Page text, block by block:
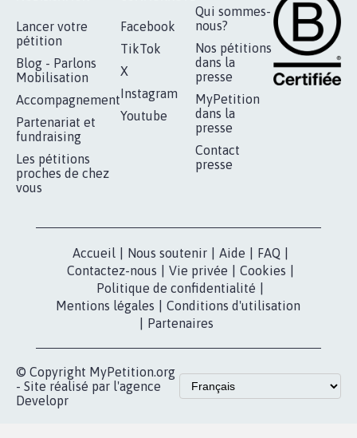
RÉUSSIR VOTRE
MOBILISATION
Lancer votre
pétition
Mobilisation
Accompagnement
Partenariat et
Les pétitions
Youtube
ESPACE PRESSE
Qui sommes-
nous?
presse
MyPetition
dans la
presse
Contact
presse
Nous soutenir | Aide | FAQ |